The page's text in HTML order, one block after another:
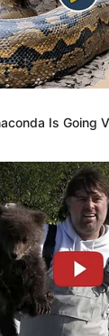
Is Going